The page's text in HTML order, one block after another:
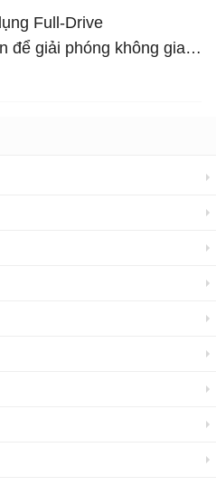
Full-Drive
để giải phóng không gian